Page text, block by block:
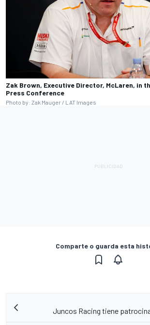
Zak Brown, Executive Director, McLaren, in
Press Conference
Photo by: Zak Mauger / LAT Images
Comparte o guarda esta
Juncos Racing tiene